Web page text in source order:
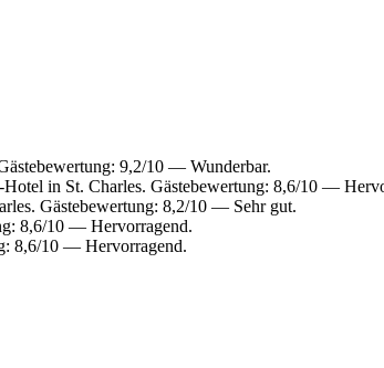
9,2/10 — Wunderbar.
in St. Charles. Gästebewertung: 8,6/10 —
Gästebewertung: 8,2/10 — Sehr gut.
8,6/10 — Hervorragend.
8,6/10 — Hervorragend.